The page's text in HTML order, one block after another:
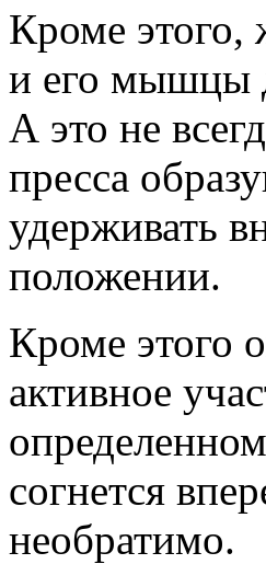
Кроме этого,
и его мышцы
А это не
пресса
удерживать
положении.
Кроме этого
активное
согнется
необратимо.